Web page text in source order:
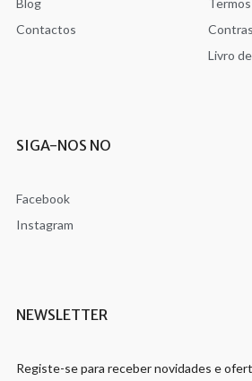
Blog
Contactos
Livro
SIGA-NOS NO
Facebook
Instagram
NEWSLETTER
Registe-se para receber novidades e